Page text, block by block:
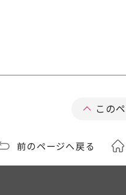
この
前のページへ戻る